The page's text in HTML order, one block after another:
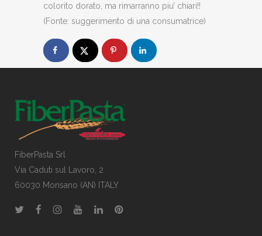
colorito dorato, ma rimarranno piu’ chiari!!
(Fonte: suggerimento di una consumatrice)
FiberPasta Srl
Via Caduti sul Lavoro, 2
60030 Monsano (AN) ITALY